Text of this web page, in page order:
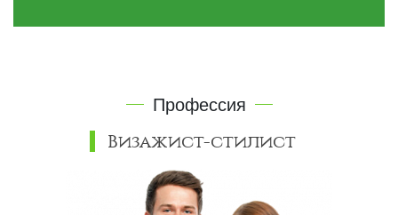
Профессия
Визажист-стилист